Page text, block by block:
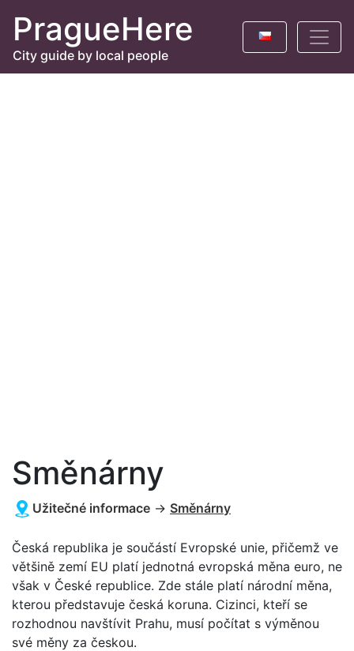
PragueHere
City guide by local people
Směnárny
Užitečné informace → Směnárny
Česká republika je součástí Evropské unie, přičemž ve
většině zemí EU platí jednotná evropská měna euro, ne
však v České republice. Zde stále platí národní měna,
kterou představuje česká koruna. Cizinci, kteří se
rozhodnou navštívit Prahu, musí počítat s výměnou
své měny za českou.